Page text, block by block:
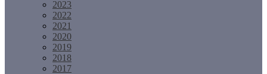
2023
2022
2021
2020
2019
2018
2017